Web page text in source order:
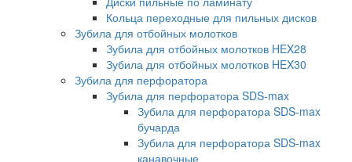
Кольца переходные для пильных дисков
Зубила для отбойных молотков
Зубила для отбойных молотков HEX28
Зубила для отбойных молотков HEX30
Зубила для перфоратора
Зубила для перфоратора SDS-max
Зубила для перфоратора SDS-max
бучарда
Зубила для перфоратора SDS-max
канавочные